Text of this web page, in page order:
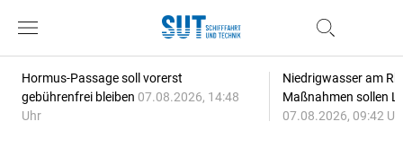
Hormus-Passage soll vorerst
gebührenfrei bleiben 07.08.2026, 14:48
Uhr
Niedrigwasser am
Maßnahmen sollen
07.08.2026, 09:42